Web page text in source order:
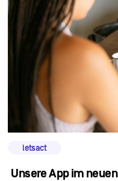
letsact
Unsere App im